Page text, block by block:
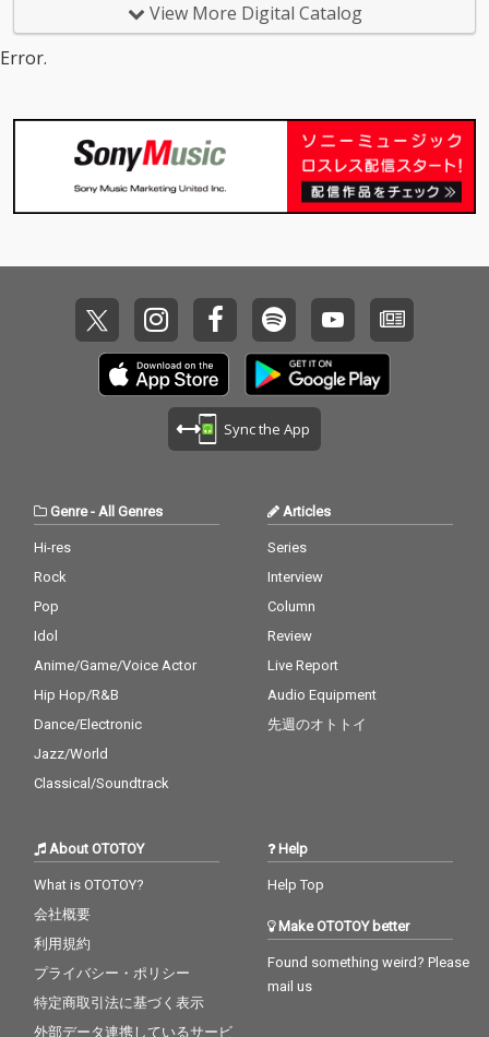
View More Digital Catalog
Error.
Sync the App
Genre- All Genres
Hi-res
Rock
Pop
Idol
Anime/Game/Voice Actor
Hip Hop/R&B
Dance/Electronic
Jazz/World
Classical/Soundtrack
Articles
Series
Interview
Column
Review
Live Report
Audio Equipment
先週のオトトイ
About OTOTOY
What is OTOTOY?
会社概要
利用規約
プライバシー・ポリシー
特定商取引法に基づく表示
外部データ連携しているサービ
Help
Help Top
Make OTOTOY better
Found something weird? Please
mail us